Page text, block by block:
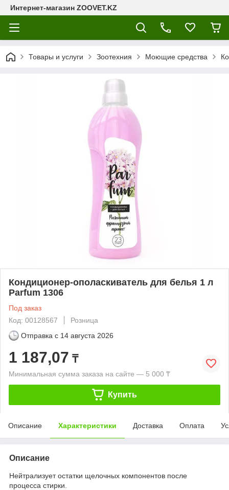
Интернет-магазин ZOOVET.KZ
Товары и услуги Зоотехния Моющие средства
Кондиционер-ополаскиватель для белья 1 л
Parfum 1306
Под заказ
Код: 00128567
Розница
Отправка с 14 августа 2026
1 187,07 ₸
Минимальная сумма заказа на сайте — 5 000 ₸
Купить
Описание Характеристики Доставка Оплата
Описание
Нейтрализует остатки щелочных компонентов после
процесса стирки.